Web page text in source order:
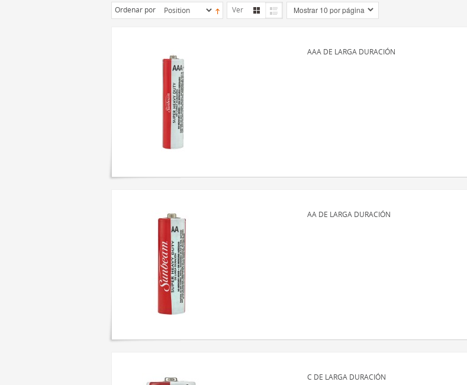
Ordenar por Ver
AAA DE LARGA DURACIÓN
AA DE LARGA DURACIÓN
C DE LARGA DURACIÓN